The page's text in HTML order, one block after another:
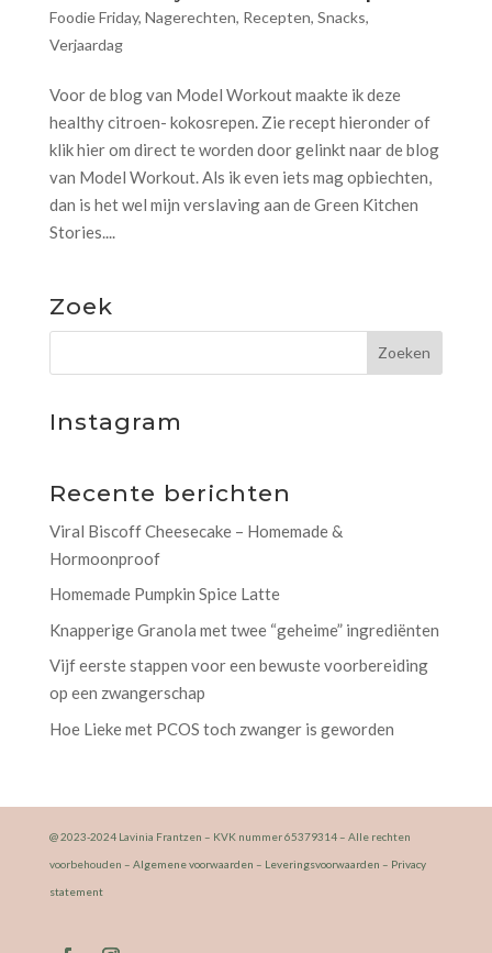
Foodie Friday, Nagerechten, Recepten, Snacks,
Verjaardag
Voor de blog van Model Workout maakte ik deze
healthy citroen- kokosrepen. Zie recept hieronder of
klik hier om direct te worden door gelinkt naar de blog
van Model Workout. Als ik even iets mag opbiechten,
dan is het wel mijn verslaving aan de Green Kitchen
Stories....
Zoek
Instagram
Recente berichten
Viral Biscoff Cheesecake – Homemade &
Hormoonproof
Homemade Pumpkin Spice Latte
Knapperige Granola met twee “geheime” ingrediënten
Vijf eerste stappen voor een bewuste voorbereiding
op een zwangerschap
Hoe Lieke met PCOS toch zwanger is geworden
@ 2023-2024 Lavinia Frantzen – KVK nummer 65379314 – Alle rechten
voorbehouden – Algemene voorwaarden – Leveringsvoorwaarden – Privacy
statement